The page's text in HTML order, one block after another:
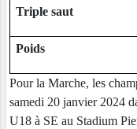
Triple saut
Poids
Pour la Marche, les
samedi 20 janvier 2024
U18 à SE au Stadium